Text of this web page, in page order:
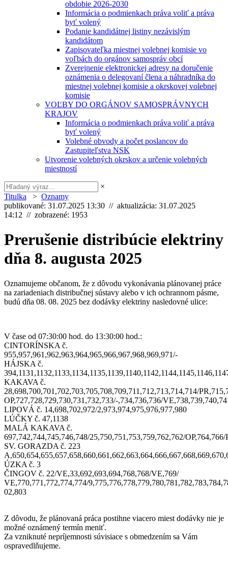
obdobie 2026-2030
Informácia o podmienkach práva voliť a práva
byť volený
Podanie kandidátnej listiny nezávislým
kandidátom
Zapisovateľka miestnej volebnej komisie vo
voľbách do orgánov samospráv obcí
Zverejnenie elektronickej adresy na doručenie
oznámenia o delegovaní člena a náhradníka do
miestnej volebnej komisie a okrskovej volebnej
komisie
VOĽBY DO ORGÁNOV SAMOSPRÁVNYCH
KRAJOV
Informácia o podmienkach práva voliť a práva
byť volený
Volebné obvody a počet poslancov do
Zastupiteľstva NSK
Utvorenie volebných okrskov a určenie volebných
miestností
×
Titulka > Oznamy
publikované: 31.07.2025 13:30 // aktualizácia: 31.07.2025
14:12 // zobrazené: 1953
Prerušenie distribúcie elektriny
dňa 8. augusta 2025
Oznamujeme občanom, že z dôvodu vykonávania plánovanej práce
na zariadeniach distribučnej sústavy alebo v ich ochrannom pásme,
budú dňa 08. 08. 2025 bez dodávky elektriny nasledovné ulice:
V čase od 07:30:00 hod. do 13:30:00 hod.:
CINTORÍNSKA č.
955,957,961,962,963,964,965,966,967,968,969,971/-
HÁJSKA č.
KAKAVA č.
28,698,700,701,702,703,705,708,709,711,712,713,714,714/
OP,727,728,729,730,731,732,733/-,734,736,736/
LIPOVÁ č. 14,698,702,972/2,973,974,975,976,977,980
LÚČKY č. 47,1138
MALÁ KAKAVA č.
697,742,744,745,746,748/25,750,751,753,759,762,762/OP,764,766/
SV. GORAZDA č. 223
ÚZKA č. 3
ČINGOV č. 22/VE,33,692,693,694,768,768/VE,769/
VE,770,771,772,774,774/
02,803
Z dôvodu, že plánovaná práca postihne viacero miest dodávky nie je
možné oznámený termín meniť.
Za vzniknuté nepríjemnosti súvisiace s obmedzením sa Vám
ospravedlňujeme.